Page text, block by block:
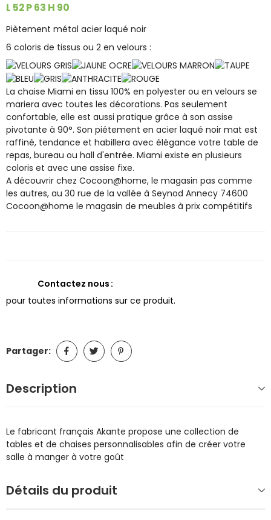
L 52 P 63 H 90
Piètement métal acier laqué noir
6 coloris de tissus ou 2 en velours :
La chaise Miami en tissu 100% en polyester ou en velours se
mariera avec toutes les décorations. Pas seulement
confortable, elle est aussi pratique grâce à son assise
pivotante à 90°. Son piétement en acier laqué noir mat est
raffiné, tendance et habillera avec élégance votre table de
repas, bureau ou hall d'entrée. Miami existe en plusieurs
coloris et avec une assise fixe.
A découvrir chez Cocoon@home, le magasin pas comme
les autres, au 30 rue de la vallée à Seynod Annecy 74600
Cocoon@home le magasin de meubles à prix compétitifs
Contactez nous
pour toutes informations sur ce produit.
Partager:
Description
Le fabricant français Akante propose une collection de
tables et de chaises personnalisables afin de créer votre
salle à manger à votre goût
Détails du produit